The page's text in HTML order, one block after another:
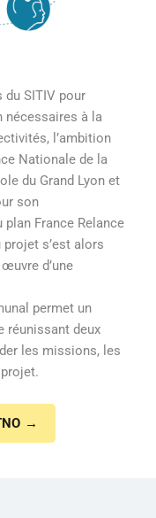
du SITIV pour
nécessaires à la
l’ambition
Nationale de la
du Grand Lyon et
son
plan France Relance
projet s’est alors
d’une
permet un
réunissant deux
les missions, les